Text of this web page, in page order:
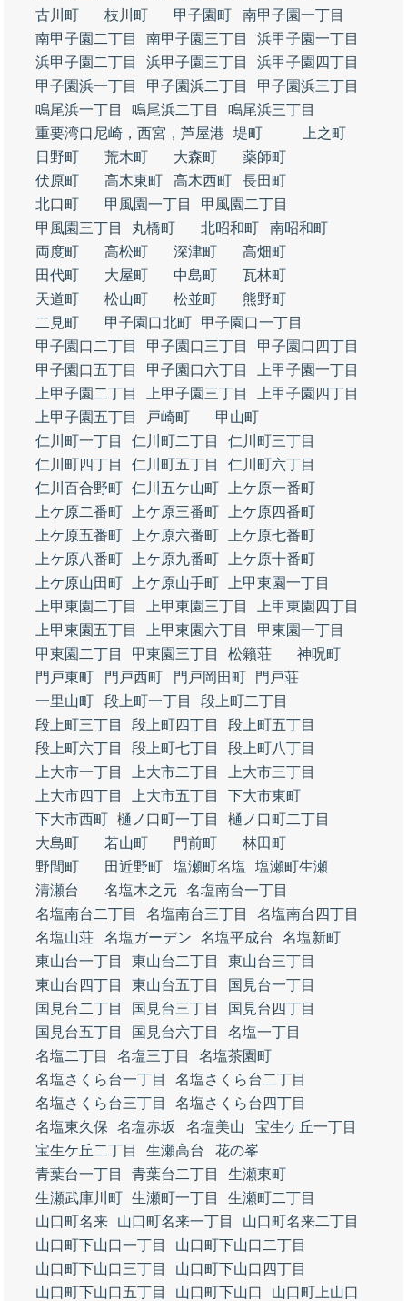
古川町
枝川町 甲子園町
南甲子園一丁目
南甲子園二丁目
南甲子園三丁目
浜甲子園一丁目
浜甲子園二丁目
浜甲子園三丁目
浜甲子園四丁目
甲子園浜一丁目
甲子園浜二丁目
甲子園浜三丁目
鳴尾浜一丁目
鳴尾浜二丁目
鳴尾浜三丁目
重要湾口尼崎，西宮，芦屋港
堤町
上之町
日野町
荒木町 大森町
薬師町
伏原町
高木東町 高木西町
長田町
北口町
甲風園一丁目
甲風園二丁目
甲風園三丁目
丸橋町 北昭和町
南昭和町
両度町
高松町 深津町
高畑町
田代町
大屋町 中島町
瓦林町
天道町
松山町 松並町
熊野町
二見町
甲子園口北町
甲子園口一丁目
甲子園口二丁目
甲子園口三丁目
甲子園口四丁目
甲子園口五丁目
甲子園口六丁目
上甲子園一丁目
上甲子園二丁目
上甲子園三丁目
上甲子園四丁目
上甲子園五丁目
戸崎町
甲山町
仁川町一丁目
仁川町二丁目
仁川町三丁目
仁川町四丁目
仁川町五丁目
仁川町六丁目
仁川百合野町 仁川五ケ山町
上ケ原一番町
上ケ原二番町
上ケ原三番町
上ケ原四番町
上ケ原五番町
上ケ原六番町
上ケ原七番町
上ケ原八番町
上ケ原九番町
上ケ原十番町
上ケ原山田町
上ケ原山手町
上甲東園一丁目
上甲東園二丁目
上甲東園三丁目
上甲東園四丁目
上甲東園五丁目
上甲東園六丁目
甲東園一丁目
甲東園二丁目
甲東園三丁目 松籟荘
神呪町
門戸東町
門戸西町 門戸岡田町
門戸荘
一里山町
段上町一丁目
段上町二丁目
段上町三丁目
段上町四丁目
段上町五丁目
段上町六丁目
段上町七丁目
段上町八丁目
上大市一丁目
上大市二丁目
上大市三丁目
上大市四丁目
上大市五丁目
下大市東町
下大市西町 樋ノ口町一丁目
樋ノ口町二丁目
大島町
若山町 門前町
林田町
野間町
田近野町 塩瀬町名塩
塩瀬町生瀬
清瀬台
名塩木之元
名塩南台一丁目
名塩南台二丁目
名塩南台三丁目
名塩南台四丁目
名塩山荘
名塩ガーデン 名塩平成台
名塩新町
東山台一丁目
東山台二丁目
東山台三丁目
東山台四丁目
東山台五丁目
国見台一丁目
国見台二丁目
国見台三丁目
国見台四丁目
国見台五丁目
国見台六丁目
名塩一丁目
名塩二丁目
名塩三丁目
名塩茶園町
名塩さくら台一丁目
名塩さくら台二丁目
名塩さくら台三丁目
名塩さくら台四丁目
名塩東久保
名塩赤坂 名塩美山
宝生ケ丘一丁目
宝生ケ丘二丁目
生瀬高台
花の峯
青葉台一丁目
青葉台二丁目
生瀬東町
生瀬武庫川町 生瀬町一丁目
生瀬町二丁目
山口町名来
山口町名来一丁目
山口町名来二丁目
山口町下山口一丁目
山口町下山口二丁目
山口町下山口三丁目
山口町下山口四丁目
山口町下山口五丁目
山口町下山口
山口町上山口